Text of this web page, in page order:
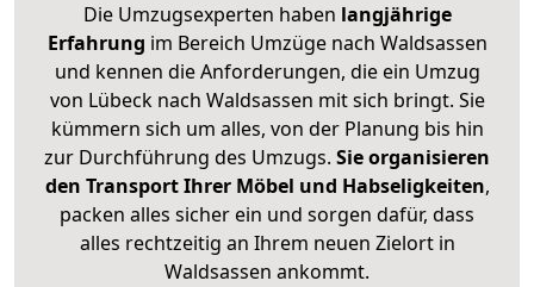
Die Umzugsexperten haben langjährige
Erfahrung im Bereich Umzüge nach Waldsassen
und kennen die Anforderungen, die ein Umzug
von Lübeck nach Waldsassen mit sich bringt. Sie
kümmern sich um alles, von der Planung bis hin
zur Durchführung des Umzugs. Sie organisieren
den Transport Ihrer Möbel und Habseligkeiten,
packen alles sicher ein und sorgen dafür, dass
alles rechtzeitig an Ihrem neuen Zielort in
Waldsassen ankommt.